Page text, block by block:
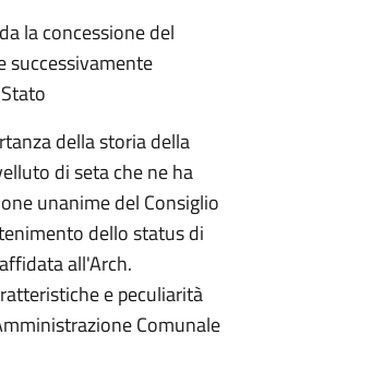
la concessione del
della storia della
di seta che ne ha
unanime del Consiglio
dello status di
all'Arch.
e peculiarità
Comunale